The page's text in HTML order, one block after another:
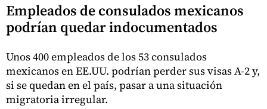
Empleados de consulados mexicanos
podrían quedar indocumentados
Unos 400 empleados de los 53 consulados
mexicanos en EE.UU. podrían perder sus visas A-2 y,
si se quedan en el país, pasar a una situación
migratoria irregular.